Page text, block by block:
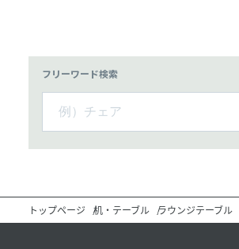
フリーワード検索
トップページ 机・テーブル ラウンジテーブル